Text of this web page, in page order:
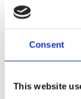
Consent
This website
Przekładnia
hydraulicznym (8)